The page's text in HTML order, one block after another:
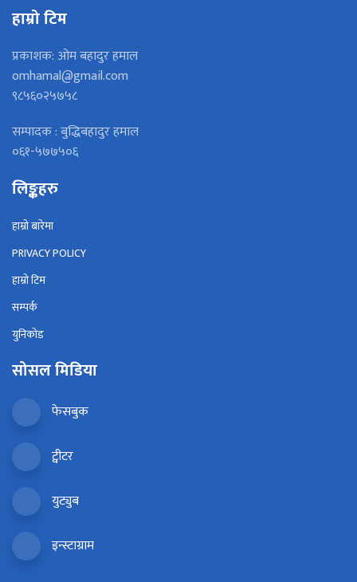
हाम्रो टिम
प्रकाशक: ओम बहादुर हमाल
omhamal@gmail.com
९८५६०२५७५८
सम्पादक : बुद्धिबहादुर हमाल
०६१-५७७५०६
लिङ्कहरु
हाम्रो बारेमा
PRIVACY POLICY
हाम्रो टिम
सम्पर्क
युनिकोड
सोसल मिडिया
फेसबुक
ट्वीटर
युट्युब
इन्स्टाग्राम